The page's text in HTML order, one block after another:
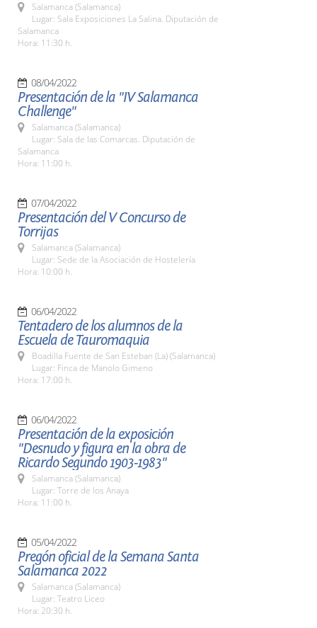
Salamanca (Salamanca)
Lugar: Sala Exposiciones La Salina. Diputación de
Salamanca
Hora: 11:30 h.
08/04/2022
Presentación de la "IV Salamanca
Challenge"
Salamanca (Salamanca)
Lugar: Sala de las Comarcas. Diputación de
Salamanca
Hora: 11:00 h.
07/04/2022
Presentación del V Concurso de
Torrijas
Salamanca (Salamanca)
Lugar: Sede de la Asociación de Hostelería
Hora: 10:00 h.
06/04/2022
Tentadero de los alumnos de la
Escuela de Tauromaquia
Boadilla Fuente de San Esteban (La) (Salamanca)
Lugar: Finca de Manolo Gimeno
Hora: 17:00 h.
06/04/2022
Presentación de la exposición
"Desnudo y figura en la obra de
Ricardo Segundo 1903-1983"
Salamanca (Salamanca)
Lugar: Torre de los Anaya
Hora: 11:00 h.
05/04/2022
Pregón oficial de la Semana Santa
Salamanca 2022
Salamanca (Salamanca)
Lugar: Teatro Liceo
Hora: 20:30 h.